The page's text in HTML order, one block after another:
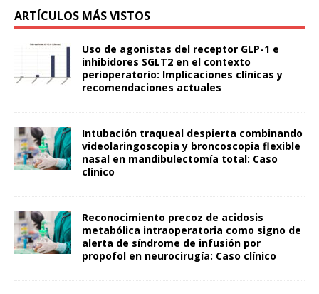
ARTÍCULOS MÁS VISTOS
Uso de agonistas del receptor GLP-1 e
inhibidores SGLT2 en el contexto
perioperatorio: Implicaciones clínicas y
recomendaciones actuales
Intubación traqueal despierta combinando
videolaringoscopia y broncoscopia flexible
nasal en mandibulectomía total: Caso
clínico
Reconocimiento precoz de acidosis
metabólica intraoperatoria como signo de
alerta de síndrome de infusión por
propofol en neurocirugía: Caso clínico